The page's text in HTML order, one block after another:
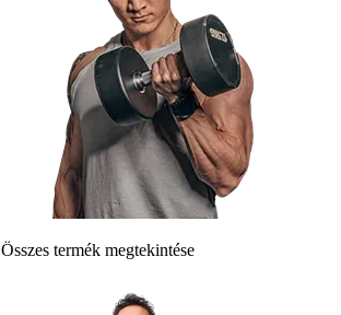
Összes termék megtekintése